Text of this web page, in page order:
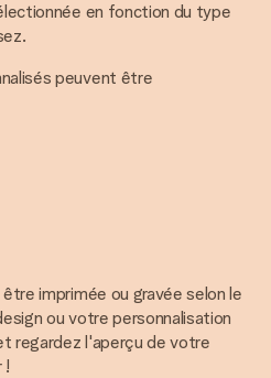
en fonction du type
peuvent être
imprimée ou gravée selon le
ou votre personnalisation
regardez l'aperçu de votre
!